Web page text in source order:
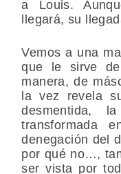
a Louis.
llegará, su
Vemos a una
que le sirve
manera, de
la vez revela
desmentida,
transformada
denegación del
por qué no…,
ser vista por